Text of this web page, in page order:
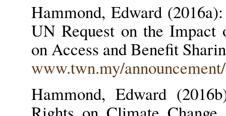
Hammond, Edward
UN Request on the
on Access and Benefit
www.twn.my/
Hammond, Edward